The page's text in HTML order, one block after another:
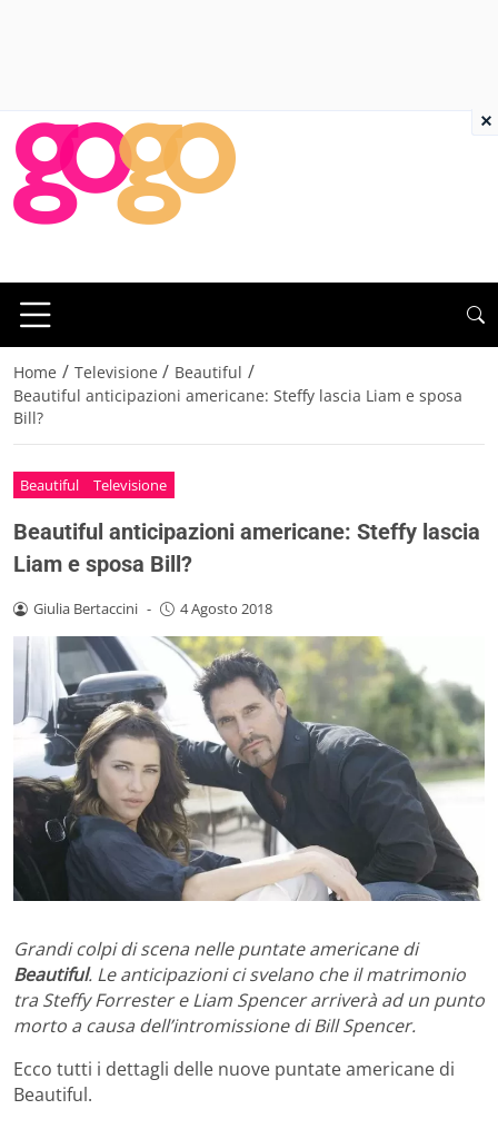
Home / Televisione / Beautiful /
Beautiful anticipazioni americane: Steffy lascia Liam e sposa
Bill?
Beautiful Televisione
Beautiful anticipazioni americane: Steffy lascia
Liam e sposa Bill?
Giulia Bertaccini - 4 Agosto 2018
Grandi colpi di scena nelle puntate americane di
Beautiful. Le anticipazioni ci svelano che il matrimonio
tra Steffy Forrester e Liam Spencer arriverà ad un punto
morto a causa dell’intromissione di Bill Spencer.
Ecco tutti i dettagli delle nuove puntate americane di
Beautiful.
×